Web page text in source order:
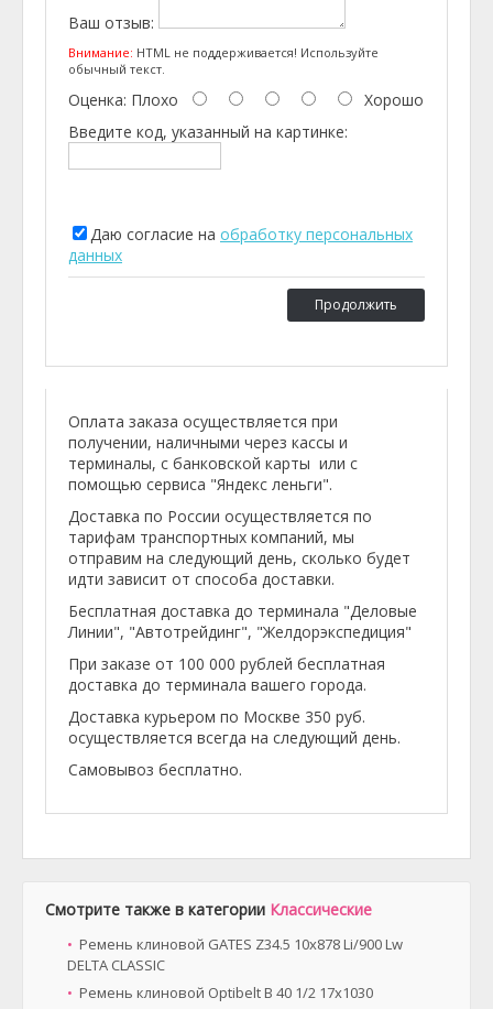
Ваш отзыв:
Внимание: HTML не поддерживается! Используйте
обычный текст.
Оценка: Плохо
Хорошо
Введите код, указанный на картинке:
Даю согласие на обработку персональных
данных
Продолжить
Оплата заказа осуществляется при
получении, наличными через кассы и
терминалы, с банковской карты или с
помощью сервиса "Яндекс леньги".
Доставка по России осуществляется по
тарифам транспортных компаний, мы
отправим на следующий день, сколько будет
идти зависит от способа доставки.
Бесплатная доставка до терминала "Деловые
Линии", "Автотрейдинг", "Желдорэкспедиция"
При заказе от 100 000 рублей бесплатная
доставка до терминала вашего города.
Доставка курьером по Москве 350 руб.
осуществляется всегда на следующий день.
Самовывоз бесплатно.
Смотрите также в категории Классические
Ремень клиновой GATES Z34.5 10x878 Li/900 Lw
DELTA CLASSIC
Ремень клиновой Optibelt B 40 1/2 17x1030